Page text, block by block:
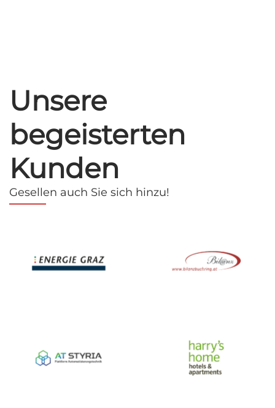
Unsere
begeisterten
Kunden
Gesellen auch Sie sich hinzu!